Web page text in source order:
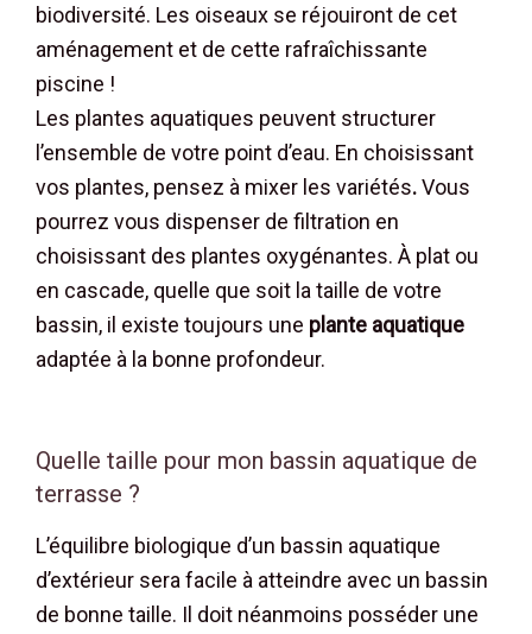
biodiversité. Les oiseaux se réjouiront de cet
aménagement et de cette rafraîchissante
piscine !
Les plantes aquatiques peuvent structurer
l’ensemble de votre point d’eau. En choisissant
vos plantes, pensez à mixer les variétés.Vous
pourrez vous dispenser de filtration en
choisissant des plantes oxygénantes. À plat ou
en cascade, quelle que soit la taille de votre
bassin, il existe toujours une plante aquatique
adaptée à la bonne profondeur.
Quelle taille pour mon bassin aquatique de
terrasse ?
L’équilibre biologique d’un bassin aquatique
d’extérieur sera facile à atteindre avec un bassin
de bonne taille. Il doit néanmoins posséder une